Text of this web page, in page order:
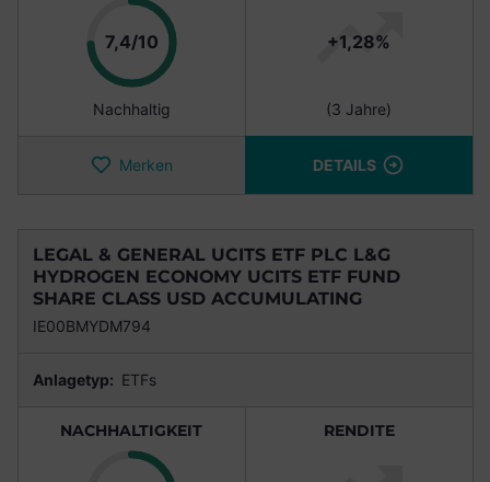
7,4/10Punkte
Nachhaltig
+1,28%
(3 Jahre)
Merken DETAILS
LEGAL & GENERAL UCITS ETF PLC L&G
HYDROGEN ECONOMY UCITS ETF FUND
SHARE CLASS USD ACCUMULATING
IE00BMYDM794
Anlagetyp: ETFs
NACHHALTIGKEIT RENDITE